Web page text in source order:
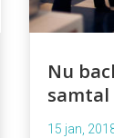
Nu
samtal
15 jan,